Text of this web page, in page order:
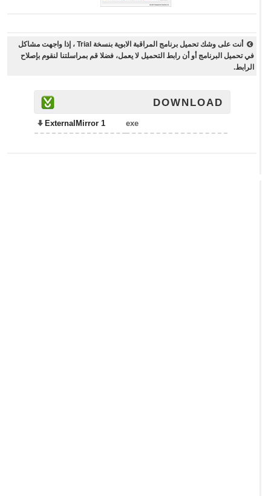
أنت على وشك تحميل برنامج المراقبة الابوية بنسخة Trial ، إذا واجهت مشاكل
في تحميل البرنامج أو أن رابط التحميل لا يعمل، فضلا قم بمراسلتنا لنقوم بإصلاح
الرابط.
DOWNLOAD
exe
ExternalMirror 1